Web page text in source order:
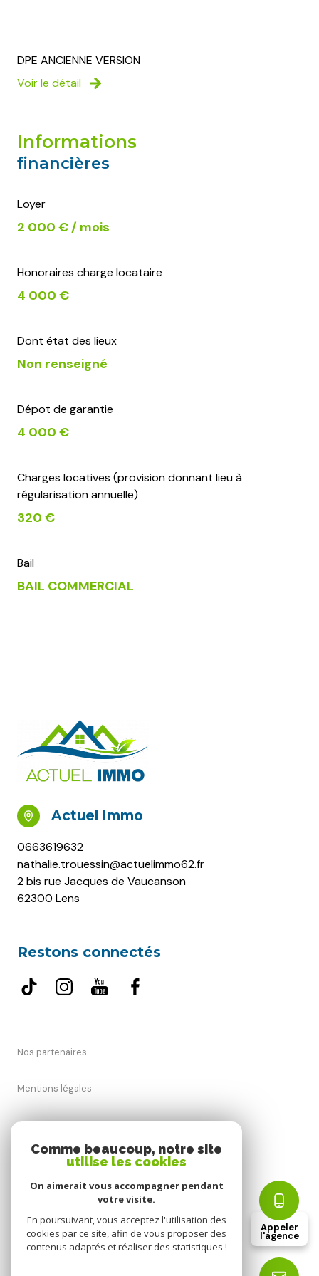
Appeler
l'agence
DPE ANCIENNE VERSION
Voir le détail
informations
financières
Loyer
2 000 € / mois
Honoraires charge locataire
4 000 €
Dont état des lieux
Non renseigné
Dépot de garantie
4 000 €
Charges locatives (provision donnant lieu à
régularisation annuelle)
320 €
Bail
BAIL COMMERCIAL
Actuel Immo
0663619632
nathalie.trouessin@actuelimmo62.fr
2 bis rue Jacques de Vaucanson
62300 Lens
Restons connectés
Nos partenaires
Mentions légales
Admin
Nos honoraires
Cookies
Comme beaucoup, notre site
utilise les cookies
On aimerait vous accompagner pendant
votre visite.
En poursuivant, vous acceptez l'utilisation des
cookies par ce site, afin de vous proposer des
contenus adaptés et réaliser des statistiques !